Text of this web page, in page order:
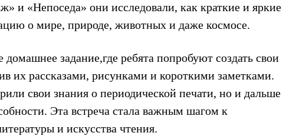
и «Непоседа» они исследовали, как краткие и яркие
о мире, природе, животных и даже космосе.
задание,где ребята попробуют создать свои
их рассказами, рисунками и короткими заметками.
свои знания о периодической печати, но и дальше
Эта встреча стала важным шагом к
и искусства чтения.